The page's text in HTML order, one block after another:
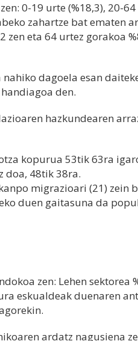
0-19 urte (%18,3), 20-64
zahartze bat ematen
eta 64 urtez gorakoa
dagoela esan
den.
hazkundearen
kopurua 53tik 63ra
doa, 48tik 38ra.
migrazioari (21) zein
duen gaitasuna da
zen: Lehen sektorea
eskualdeak duenaren
ardatz nagusiena